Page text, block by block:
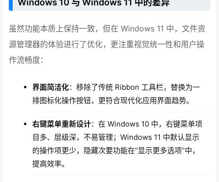
Windows 10 与 Windows 11 中的差异
虽然功能本质上保持一致，但在 Windows 11 中，文件资
源管理器的体验进行了优化，更注重视觉统一性和用户操
作流畅度：
界面简洁化：移除了传统 Ribbon 工具栏，替换为一
排图标化操作按钮，更符合现代化应用界面趋势。
右键菜单重新设计：在 Windows 10 中，右键菜单项
目多、层级深，不易管理；Windows 11 中默认显示
的操作项更少，隐藏次要功能在“显示更多选项”中，
提高效率。